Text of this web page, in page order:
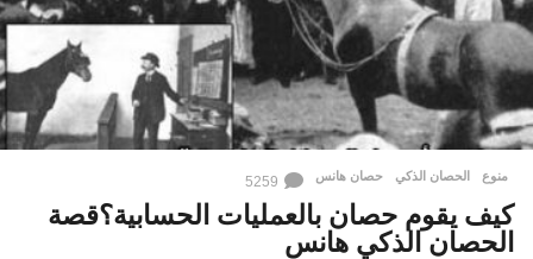
منوع الحصان الذكي ,
حصان هانس 5259
كيف يقوم حصان بالعمليات الحسابية؟قصة
الحصان الذكي هانس